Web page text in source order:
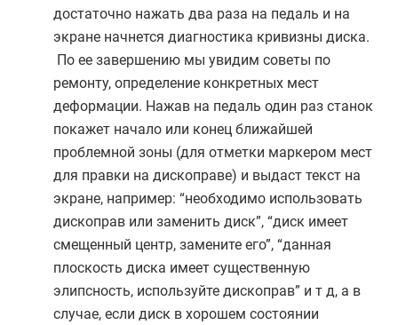
достаточно нажать два раза на педаль и на
экране начнется диагностика кривизны диска.
По ее завершению мы увидим советы по
ремонту, определение конкретных мест
деформации. Нажав на педаль один раз станок
покажет начало или конец ближайшей
проблемной зоны (для отметки маркером мест
для правки на дископраве) и выдаст текст на
экране, например: “необходимо использовать
дископрав или заменить диск”, “диск имеет
смещенный центр, замените его”, “данная
плоскость диска имеет существенную
элипсность, используйте дископрав” и т д, а в
случае, если диск в хорошем состоянии